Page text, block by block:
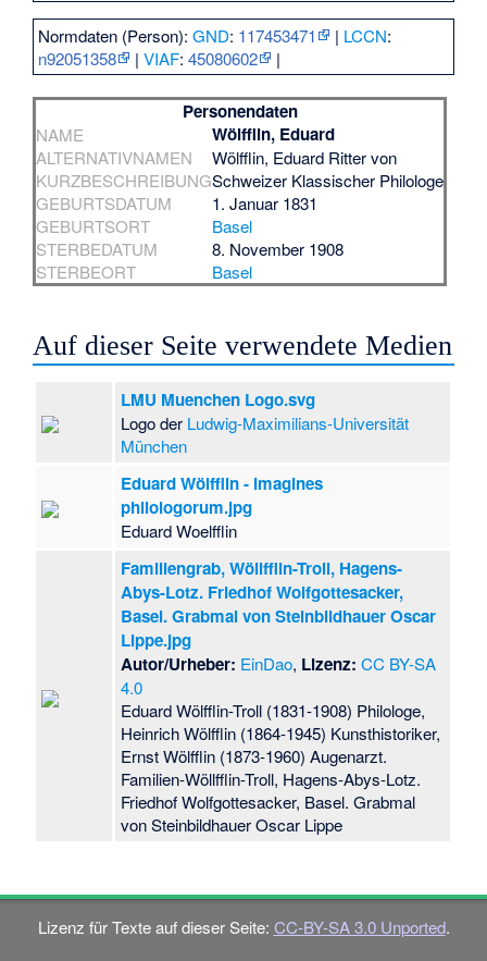
Normdaten (Person):GND: 117453471 | LCCN:
n92051358
|VIAF:45080602 |
Personendaten
NAME Wölfflin, Eduard
ALTERNATIVNAMEN
Wölfflin, Eduard Ritter von
KURZBESCHREIBUNGSchweizer Klassischer Philologe
GEBURTSDATUM
1. Januar 1831
GEBURTSORT
Basel
STERBEDATUM
8. November 1908
STERBEORT
Basel
Auf dieser Seite verwendete Medien
LMU Muenchen Logo.svg
Logo der Ludwig-Maximilians-Universität
München
Eduard Wölfflin - Imagines
philologorum.jpg
Eduard Woelfflin
Familiengrab, Wöllfflin-Troll, Hagens-
Abys-Lotz. Friedhof Wolfgottesacker,
Basel. Grabmal von Steinbildhauer Oscar
Lippe.jpg
Autor/Urheber: EinDao, Lizenz: CC BY-SA
4.0
Eduard Wölfflin-Troll (1831-1908) Philologe,
Heinrich Wölfflin (1864-1945) Kunsthistoriker,
Ernst Wölfflin (1873-1960) Augenarzt.
Familien-Wöllfflin-Troll, Hagens-Abys-Lotz.
Friedhof Wolfgottesacker, Basel. Grabmal
von Steinbildhauer Oscar Lippe
Lizenz für Texte auf dieser Seite: CC-BY-SA 3.0 Unported.